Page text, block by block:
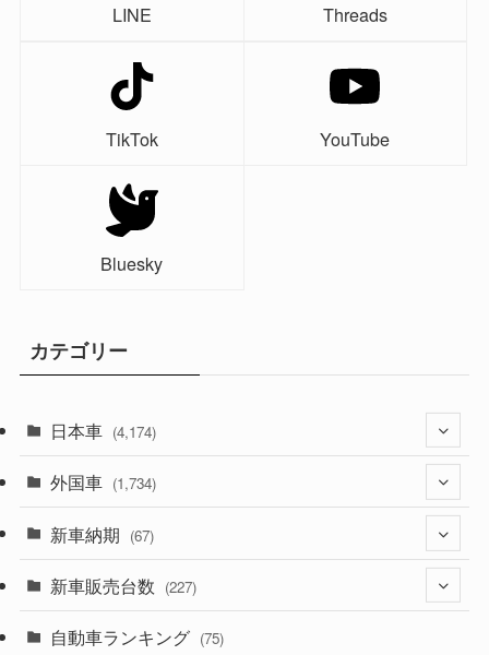
LINE Threads
TikTok YouTube
Bluesky
カテゴリー
日本車 (4,174)
(1,321)
(329)
外国車 (1,734)
(242)
新車納期 (67)
(28)
(8)
新車販売台数 (227)
(21)
自動車ランキング (75)